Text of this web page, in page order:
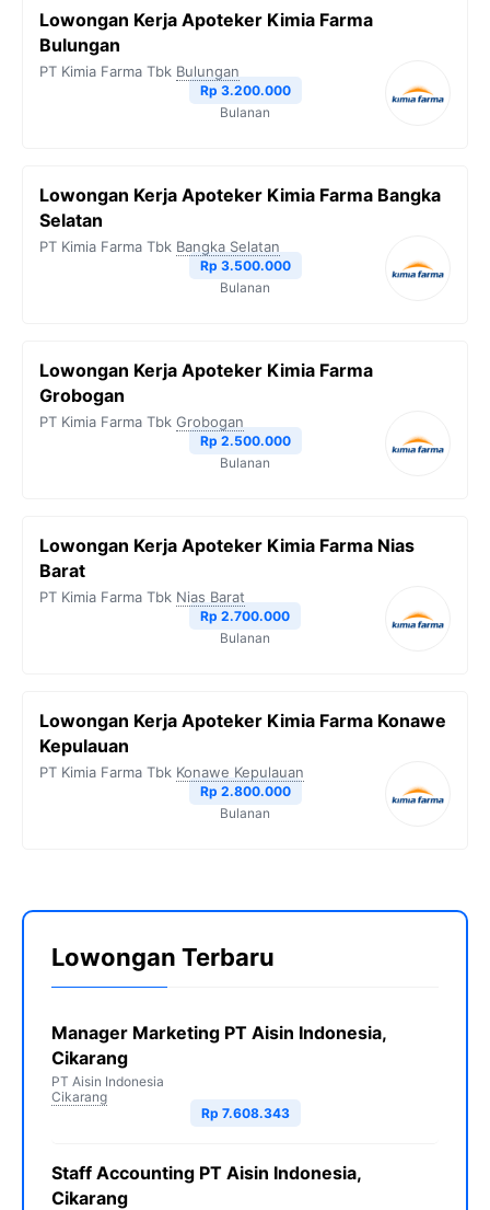
Lowongan Kerja Apoteker Kimia Farma
Bulungan
PT Kimia Farma Tbk Bulungan
Rp 3.200.000
Bulanan
Lowongan Kerja Apoteker Kimia Farma Bangka
Selatan
PT Kimia Farma Tbk Bangka Selatan
Rp 3.500.000
Bulanan
Lowongan Kerja Apoteker Kimia Farma
Grobogan
PT Kimia Farma Tbk Grobogan
Rp 2.500.000
Bulanan
Lowongan Kerja Apoteker Kimia Farma Nias
Barat
PT Kimia Farma Tbk Nias Barat
Rp 2.700.000
Bulanan
Lowongan Kerja Apoteker Kimia Farma Konawe
Kepulauan
PT Kimia Farma Tbk Konawe Kepulauan
Rp 2.800.000
Bulanan
Lowongan Terbaru
Manager Marketing PT Aisin Indonesia,
Cikarang
PT Aisin Indonesia
Cikarang
Rp 7.608.343
Staff Accounting PT Aisin Indonesia,
Cikarang